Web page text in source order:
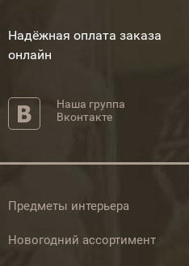
Надёжная оплата заказа
онлайн
Наша группа
Вконтакте
Предметы интерьера
Новогодний ассортимент